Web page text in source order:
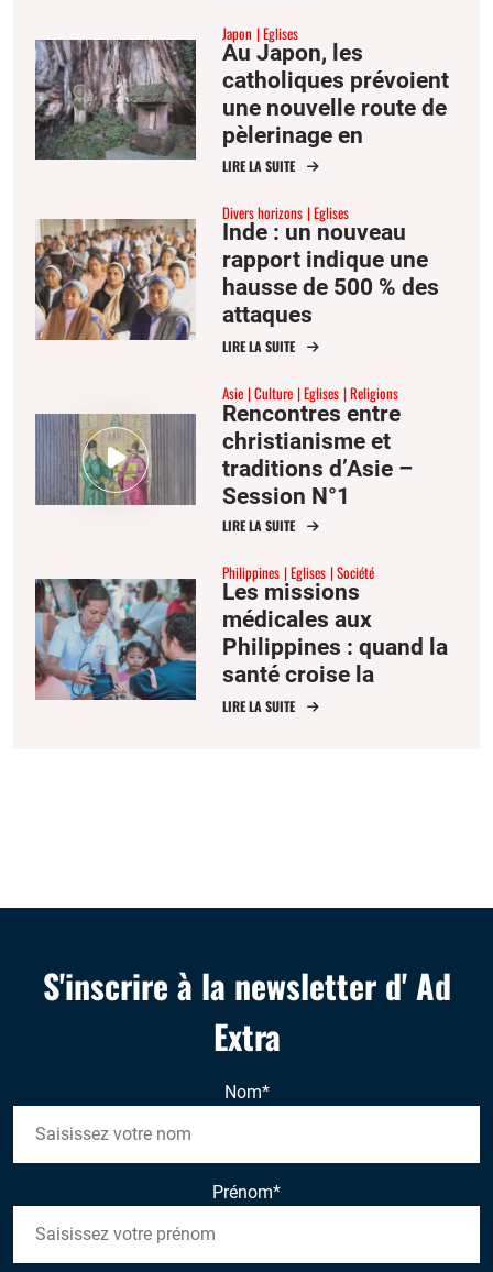
Japon Eglises
Au Japon, les
catholiques prévoient
une nouvelle route de
pèlerinage en
l’honneur des
LIRE LA SUITE
Divers horizons Eglises
Inde : un nouveau
rapport indique une
hausse de 500 % des
attaques
antichrétiennes
LIRE LA SUITE
Asie Culture Eglises Religions
Rencontres entre
christianisme et
traditions d’Asie –
Session N°1
LIRE LA SUITE
Philippines Eglises Société
Les missions
médicales aux
Philippines : quand la
santé croise la
religion
LIRE LA SUITE
S'inscrire à la newsletter d' Ad
Extra
Nom*
Prénom*